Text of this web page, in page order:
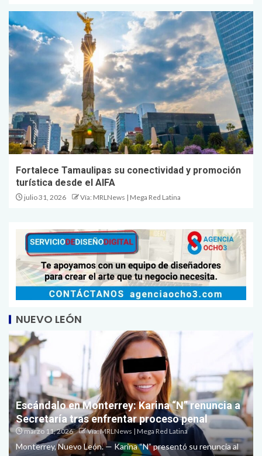
Fortalece Tamaulipas su conectividad y promoción
turística desde el AIFA
julio 31, 2026 Vía: MRLNews | Mega Red Latina
NUEVO LEÓN
Escándalo en Monterrey: Karina “N” renuncia a
Secretaría tras enfrentar proceso penal
marzo 11, 2026 Vía: MRLNews | Mega Red Latina
Monterrey, Nuevo León. — Karina “N” presentó su renuncia al